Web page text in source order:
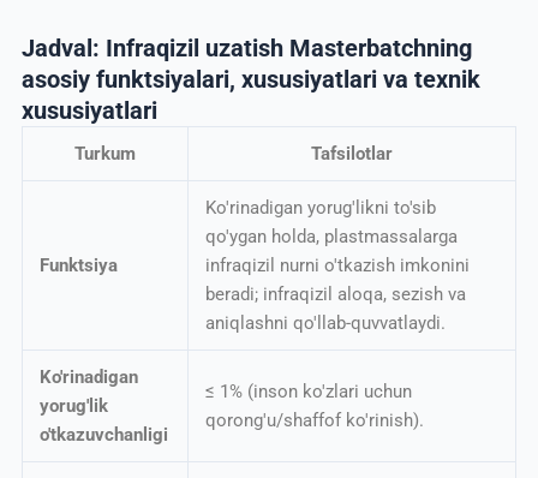
Jadval: Infraqizil uzatish Masterbatchning
asosiy funktsiyalari, xususiyatlari va texnik
xususiyatlari
Turkum Tafsilotlar
Funktsiya
Ko'rinadigan yorug'likni to'sib
qo'ygan holda, plastmassalarga
infraqizil nurni o'tkazish imkonini
beradi; infraqizil aloqa, sezish va
aniqlashni qo'llab-quvvatlaydi.
Ko'rinadigan
yorug'lik
o'tkazuvchanligi
≤ 1% (inson ko'zlari uchun
qorong'u/shaffof ko'rinish).